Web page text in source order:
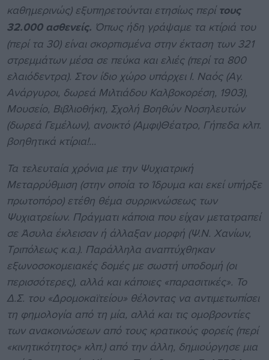
καθημερινώς) εξυπηρετούνται ετησίως περίτους
32.000 ασθενείς. Όπως ήδη γράψαμε τα κτίριά του
(περί τα 30) είναι σκορπισμένα στην έκταση των 321
στρεμμάτων μέσα σε πεύκα και ελιές (περί τα 800
ελαιόδεντρα). Στον ίδιο χώρο υπάρχει Ι. Ναός (Αγ.
Ανάργυροι, δωρεά Μιλτιάδου Καλβοκορέση, 1903),
Μουσείο, Βιβλιοθήκη, Σχολή Βοηθών Νοσηλευτών
(δωρεά Γεμέλων), ανοικτό (Αμφι)Θέατρο, Γήπεδα κλπ.
βοηθητικά κτίρια!...
Τα τελευταία χρόνια με την Ψυχιατρική
Μεταρρύθμιση (στην οποία το Ίδρυμα και εκεί υπήρξε
πρωτοπόρο) ετέθη θέμα συρρικνώσεως των
Ψυχιατρείων. Πράγματι κάποια που είχαν μετατραπεί
σε Άσυλα έκλεισαν ή άλλαξαν μορφή (Ψ.Ν. Χανίων,
Τριπόλεως κ.α.). Παράλληλα αναπτύχθηκαν
εξωνοσοκομειακές δομές με σωστή υποδομή (οι
περισσότερες), αλλά και κάποιες «παρασιτικές». Το
Δ.Σ. του «Δρομοκαϊτείου» θέλοντας να αντιμετωπίσει
τη φημολογία από τη μία, αλλά και τις ομοβροντίες
των ανακοινώσεων από τους κρατικούς φορείς (περί
«κινητικότητος» κλπ.) από την άλλη, δημιούργησε μια